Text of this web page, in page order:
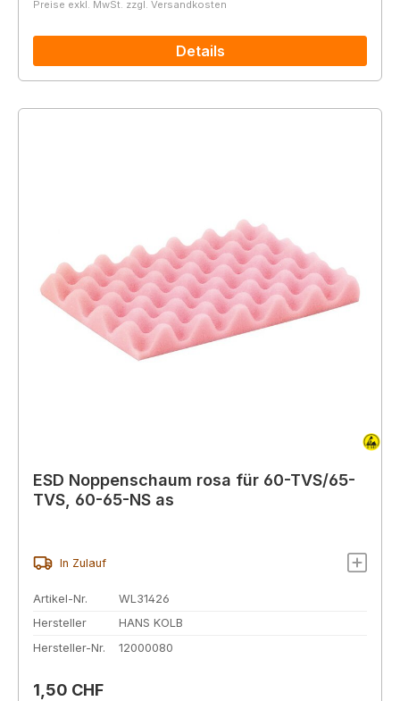
Preise exkl. MwSt. zzgl. Versandkosten
Details
ESD Noppenschaum rosa für 60-TVS/65-
TVS, 60-65-NS as
In Zulauf
Artikel-Nr.
WL31426
Hersteller
HANS KOLB
Hersteller-Nr.
12000080
Regulärer Preis:
1,50 CHF